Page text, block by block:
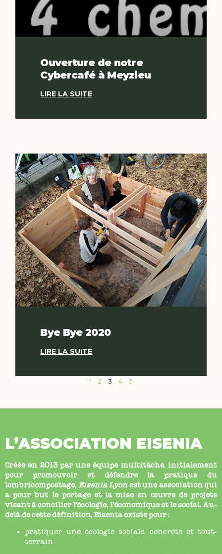
Ouverture de notre
Cybercafé à Meyzieu
LIRE LA SUITE
Bye Bye 2020
LIRE LA SUITE
1 2 3 4 5
L’ASSOCIATION EISENIA
Créée en 2013 par une équipe multitâche, initialement
pour promouvoir et défendre la pratique du
lombricompostage, Eisenia Lyon est une association qui
a pour but le portage et la mise en œuvre de projets
visant à concilier l’écologie, l’économique et le social. Au-
delà de cette définition, Eisenia existe pour :
pratiquer une écologie sociale, concrète et tout-
terrain